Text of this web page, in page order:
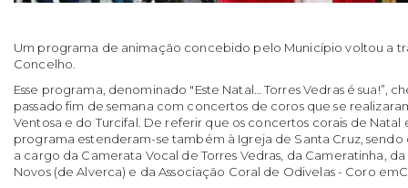
Um programa de animação concebido pelo Município voltou a
Concelho.
Esse programa, denominado "Este Natal… Torres Vedras é sua!”,
passado fim de semana com concertos de coros que se
Ventosa e do Turcifal. De referir que os concertos corais de Natal
programa estenderam-se também à Igreja de Santa Cruz, sendo
a cargo da Camerata Vocal de Torres Vedras, da Cameratinha, da
Novos (de Alverca) e da Associação Coral de Odivelas - Coro